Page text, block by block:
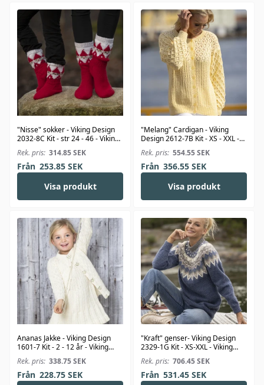
"Nisse" sokker - Viking Design
2032-8C Kit - str 24 - 46 - Viking
Alpaca Storm
Rek. pris: 314.85SEK
Från 253.85SEK
Visa produkt
"Melang" Cardigan - Viking
Design 2612-7B Kit - XS - XXL -
Viking Bambino
Rek. pris: 554.55SEK
Från 356.55SEK
Visa produkt
Ananas Jakke - Viking Design
1601-7 Kit - 2 - 12 år - Viking
Bjørk
Rek. pris: 338.75SEK
Från 228.75SEK
"Kraft" genser- Viking Design
2329-1G Kit - XS-XXL - Viking
Wool
Rek. pris: 706.45SEK
Från 531.45SEK